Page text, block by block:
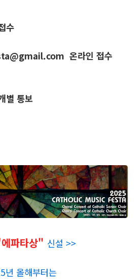
수
온라인 접수
별 통보
파타상" 신설 >>
년 올해부터는